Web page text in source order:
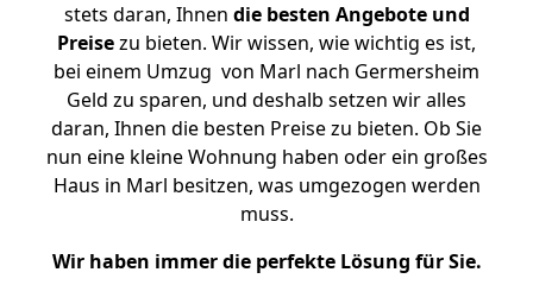
stets daran, Ihnen die besten Angebote und
Preisezu bieten. Wir wissen, wie wichtig es ist,
bei einem Umzug von Marl nach Germersheim
Geld zu sparen, und deshalb setzen wir alles
daran, Ihnen die besten Preise zu bieten. Ob Sie
nun eine kleine Wohnung haben oder ein großes
Haus in Marl besitzen, was umgezogen werden
muss.
Wir haben immer die perfekte Lösung für Sie.